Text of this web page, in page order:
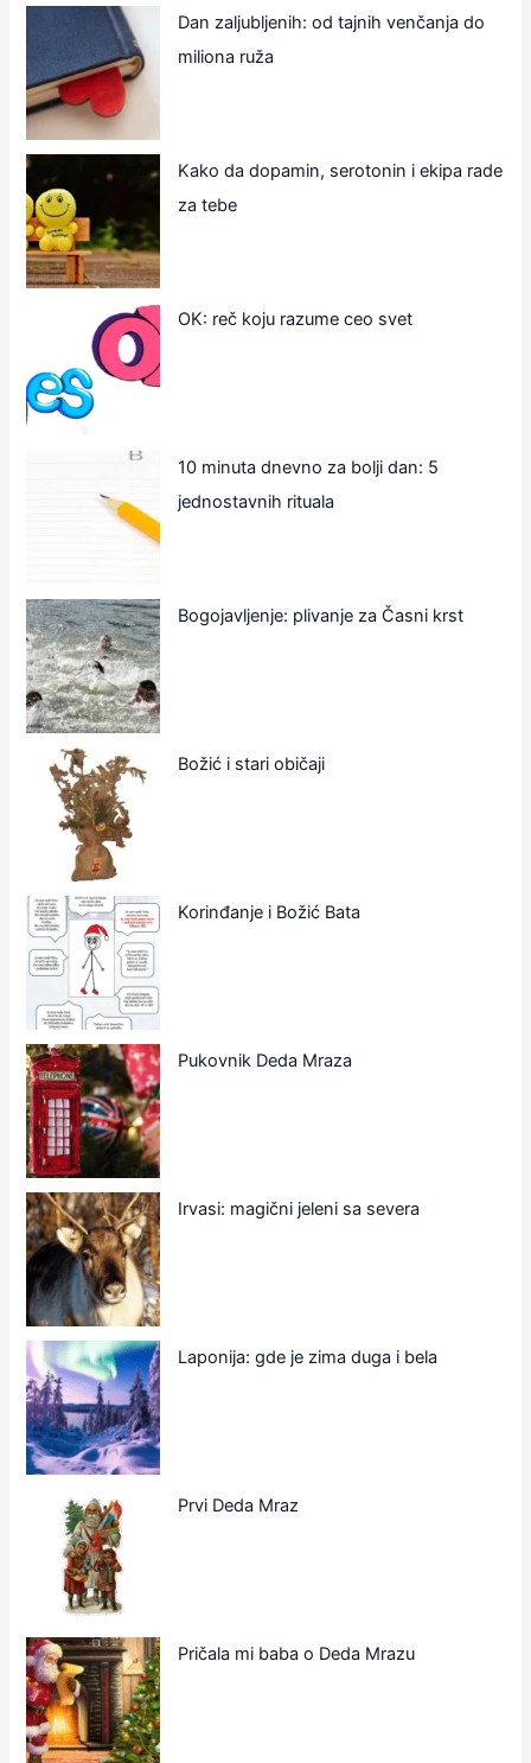
Dan zaljubljenih: od tajnih venčanja do
miliona ruža
Kako da dopamin, serotonin i ekipa rade
za tebe
OK: reč koju razume ceo svet
10 minuta dnevno za bolji dan: 5
jednostavnih rituala
Bogojavljenje: plivanje za Časni krst
Božić i stari običaji
Korinđanje i Božić Bata
Pukovnik Deda Mraza
Irvasi: magični jeleni sa severa
Laponija: gde je zima duga i bela
Prvi Deda Mraz
Pričala mi baba o Deda Mrazu